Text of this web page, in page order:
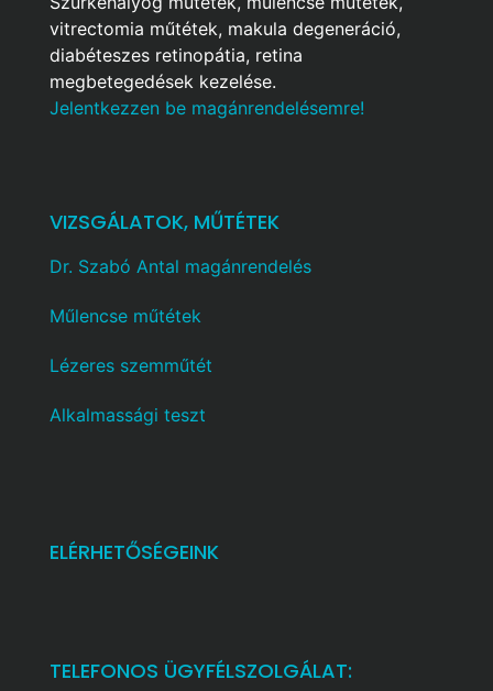
vitrectomia műtétek, makula degeneráció,
diabéteszes retinopátia, retina
megbetegedések kezelése.
Jelentkezzen be magánrendelésemre!
VIZSGÁLATOK, MŰTÉTEK
Dr. Szabó Antal magánrendelés
Műlencse műtétek
Lézeres szemműtét
Alkalmassági teszt
ELÉRHETŐSÉGEINK
TELEFONOS ÜGYFÉLSZOLGÁLAT: